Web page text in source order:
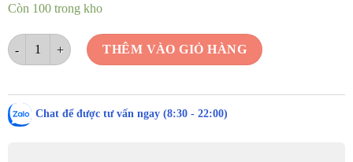
Còn 100 trong kho
Máy đo độ khúc xạ tự động JD-2600B số lượng
THÊM VÀO GIỎ HÀNG
Chat để được tư vấn ngay (8:30 - 22:00)